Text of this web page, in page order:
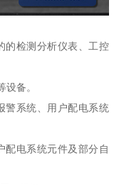
的检测分析仪表、工控
备。
警系统、用户配电系统
配电系统元件及部分自